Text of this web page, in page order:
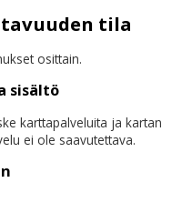
tila
osittain.
sisältö
karttapalveluita ja kartan
ei ole saavutettava.